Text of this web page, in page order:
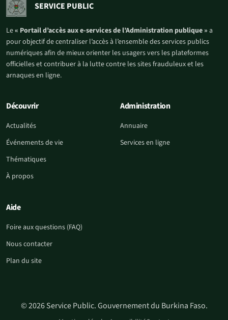
SERVICE PUBLIC
Le« Portail d’accès aux e-services de l’Administration publique » a
pour objectif de centraliser l’accès à l’ensemble des services publics
numériques afin de mieux orienter les usagers vers les plateformes
officielles et contribuer à la lutte contre les sites frauduleux et les
arnaques en ligne.
Découvrir
Actualités
Événements de vie
Thématiques
À propos
Administration
Annuaire
Services en ligne
Aide
Foire aux questions (FAQ)
Nous contacter
Plan du site
© 2026 Service Public. Gouvernement du Burkina Faso.